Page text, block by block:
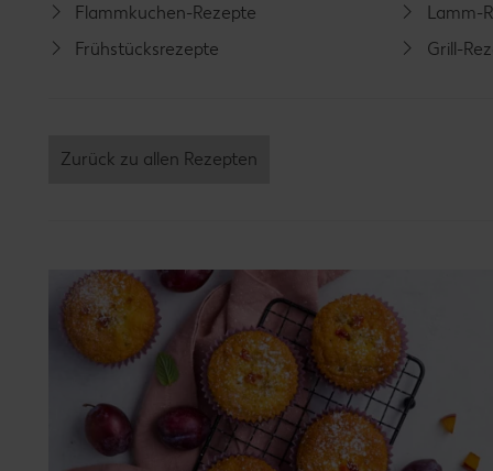
Flammkuchen-Rezepte
Frühstücksrezepte
Lamm-
Grill-
Zurück zu allen Rezepten